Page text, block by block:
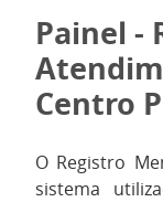
Painel -
Centro
O Registro
sistema